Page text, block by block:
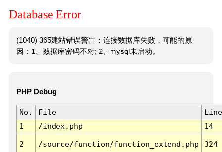
Database Error
(1040) 365建站错误警告：连接数据库失败，可能的原
因：1、数据库密码不对; 2、mysql未启动。
PHP Debug
No. File
Line
1
/index.php 14
2 /source/function/function_extend.php 324